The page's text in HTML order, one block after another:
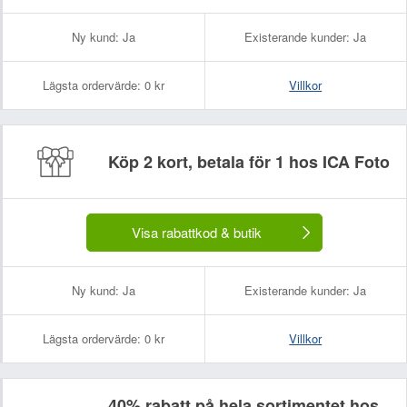
Ny kund: Ja Existerande kunder: Ja
Lägsta ordervärde: 0 kr Villkor
Köp 2 kort, betala för 1 hos ICA Foto
Visa rabattkod & butik
Ny kund: Ja Existerande kunder: Ja
Lägsta ordervärde: 0 kr Villkor